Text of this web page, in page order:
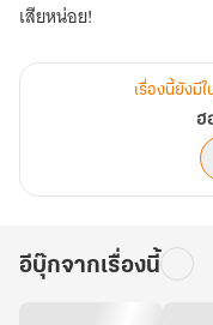
เสียหน่อย!
เรื่องนี้ยังมี
ฮ
อีบุ๊กจากเรื่องนี้